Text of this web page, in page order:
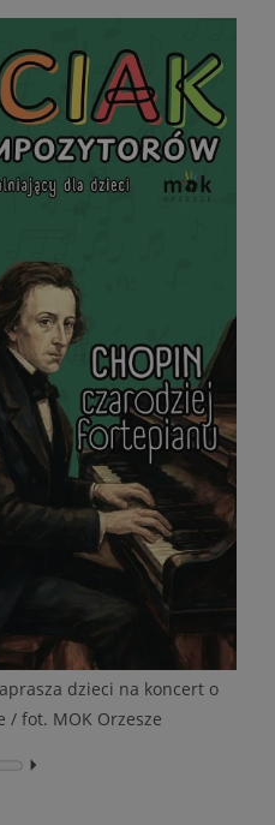
dzieci na koncert o
/ fot. MOK Orzesze
⏵︎